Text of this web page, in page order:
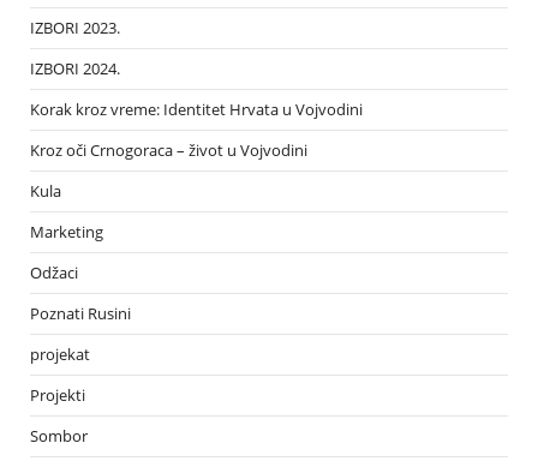
IZBORI 2023.
IZBORI 2024.
Korak kroz vreme: Identitet Hrvata u Vojvodini
Kroz oči Crnogoraca – život u Vojvodini
Kula
Marketing
Odžaci
Poznati Rusini
projekat
Projekti
Sombor